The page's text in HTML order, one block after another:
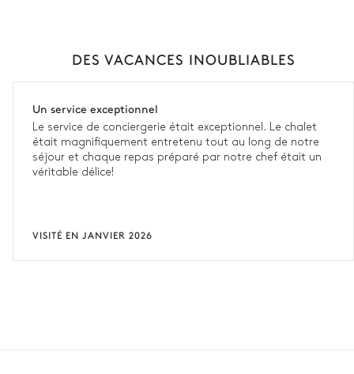
DES VACANCES INOUBLIABLES
Un service exceptionnel
Le service de conciergerie était exceptionnel. Le chalet
était magnifiquement entretenu tout au long de notre
séjour et chaque repas préparé par notre chef était un
véritable délice!
VISITÉ EN JANVIER 2026